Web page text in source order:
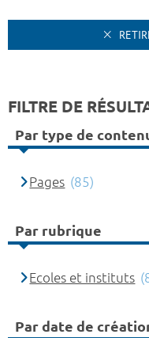
FILTRE DE
Par type de
Pages (85)
Par rubrique
Ecoles et instituts
Par date de